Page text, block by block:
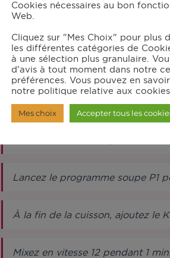
Kiri®
cL d'eau
Sel, poivre
Lavez les courgettes et coupez-
hachoir ultrablade. Ajoutez le 1/
Lancez le programme soupe P1
À la fin de la cuisson, ajoutez le
Mixez en vitesse 12 pendant 1
Cookies nécessaires au bon
Web.
Cliquez sur "Mes Choix" pour plus
les différentes catégories de
à une sélection plus granulaire.
d'avis à tout moment dans notre
préférences. Vous pouvez en
notre politique relative aux cookies.
Mes choix Accepter tous les